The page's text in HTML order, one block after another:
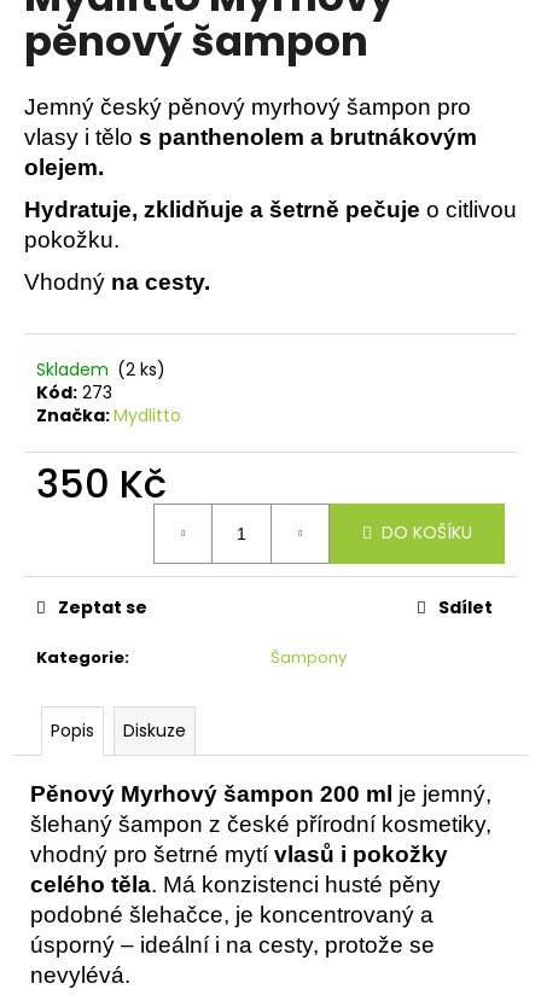
5
hvězdiček.
pěnový šampon
Jemný český pěnový myrhový šampon pro
vlasy i tělo s panthenolem a brutnákovým
olejem.
Hydratuje, zklidňuje a šetrně pečuje o citlivou
pokožku.
Vhodný na cesty.
Skladem (2 ks)
Kód: 273
Značka:Mydlitto
350 Kč
DO KOŠÍKU
Kategorie: Šampony
Zeptat se Sdílet
Popis Diskuze
Pěnový Myrhový šampon 200 ml je jemný,
šlehaný šampon z české přírodní kosmetiky,
vhodný pro šetrné mytí vlasů i pokožky
celého těla. Má konzistenci husté pěny
podobné šlehačce, je koncentrovaný a
úsporný – ideální i na cesty, protože se
nevylévá.
a
j
í
t
?
D
o
o
u
e
m